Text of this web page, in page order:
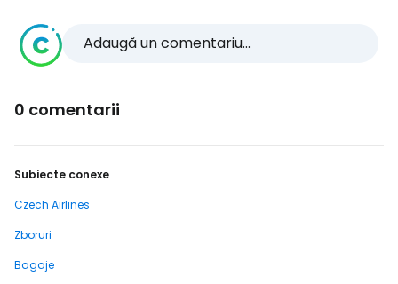
Adaugă un comentariu...
0 comentarii
Subiecte conexe
Czech Airlines
Zboruri
Bagaje